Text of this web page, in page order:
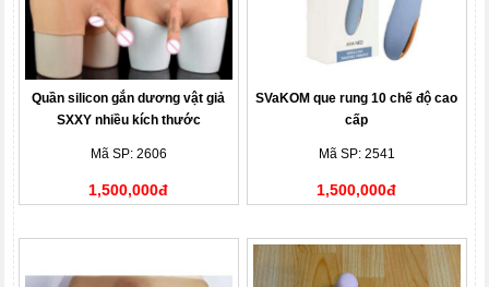
Quần silicon gắn dương vật giả
SXXY nhiều kích thước
Mã SP: 2606
1,500,000đ
SVaKOM que rung 10 chế độ cao
cấp
Mã SP: 2541
1,500,000đ